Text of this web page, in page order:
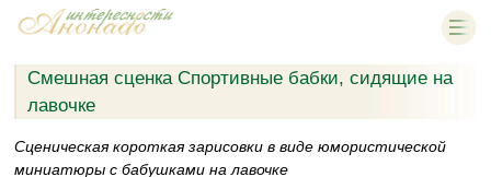
Смешная сценка Спортивные бабки, сидящие на
лавочке
Сценическая короткая зарисовки в виде юмористической
миниатюры с бабушками на лавочке